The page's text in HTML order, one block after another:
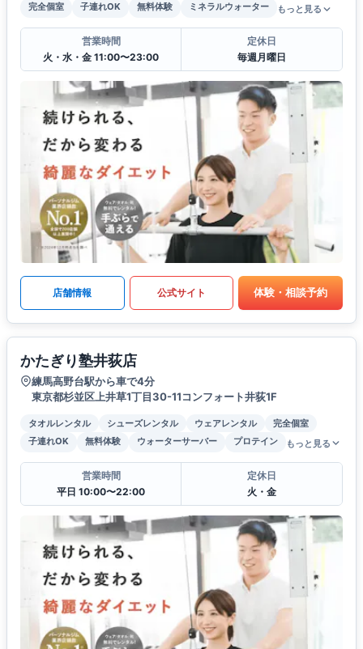
完全個室
子連れOK 無料体験 ミネラルウォーター もっと見る
営業時間
火・水・金 11:00〜23:00
定休日
毎週月曜日
店舗情報 公式サイト 体験・相談予約
かたぎり塾井荻店
練馬高野台駅から車で4分
東京都杉並区上井草1丁目30-11コンフォート井荻1F
タオルレンタル シューズレンタル ウェアレンタル
完全個室
子連れOK
無料体験 ウォーターサーバー プロテイン もっと見る
営業時間
平日 10:00〜22:00
定休日
火・金